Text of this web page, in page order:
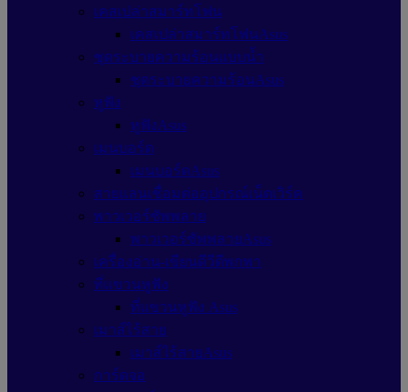
เคสเปล่าสมาร์ทโฟน
เคสเปล่าสมาร์ทโฟนAsus
ชุดระบายความร้อนแบบน้ำ
ชุดระบายความร้อนAsus
หูฟัง
หูฟังAsus
เมนบอร์ด
เมนบอร์ดAsus
สายแลนเชื่อมต่ออุปกรณ์เน็ตเวิร์ค
พาวเวอร์ซัพพลาย
พาวเวอร์ซัพพลายAsus
เครื่องอ่าน-เขียนดีวีดีพกพา
ที่แขวนหูฟัง
ที่แขวนหูฟัง Asus
เมาส์ไร้สาย
เมาส์ไร้สายAsus
การ์ดจอ